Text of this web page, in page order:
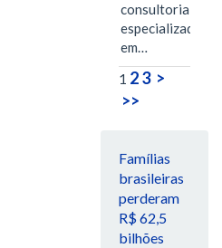
consultoria
especializada
em…
1 23 >
>>
Famílias
brasileiras
perderam
R$ 62,5
bilhões